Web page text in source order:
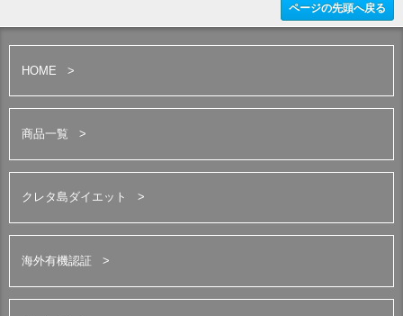
ページの先頭へ戻る
HOME
商品一覧
クレタ島ダイエット
海外有機認証